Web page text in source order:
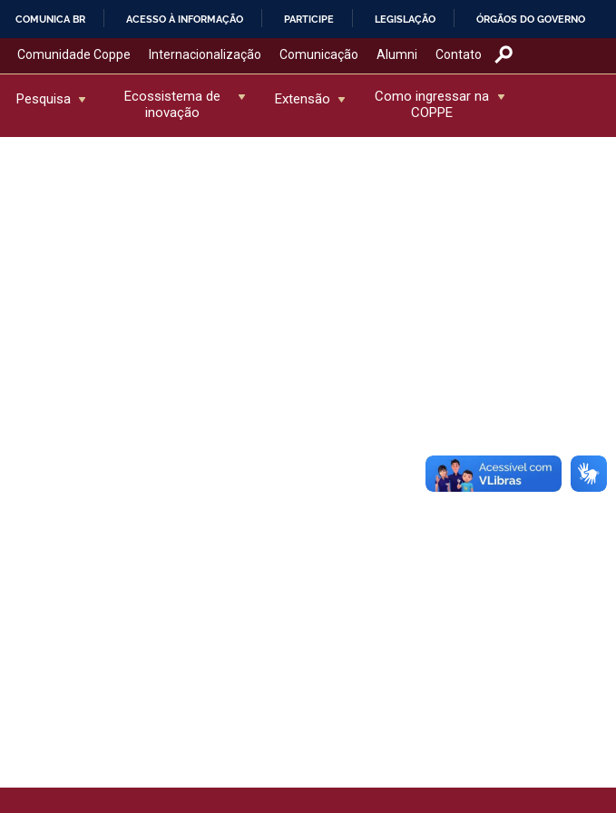
COMUNICA BR ACESSO À INFORMAÇÃO PARTICIPE LEGISLAÇÃO ÓRGÃOS DO GOVERNO
Comunidade Coppe Internacionalização Comunicação Alumni Contato
Pesquisa
Ecossistema de
inovação
Extensão
Como ingressar na
COPPE